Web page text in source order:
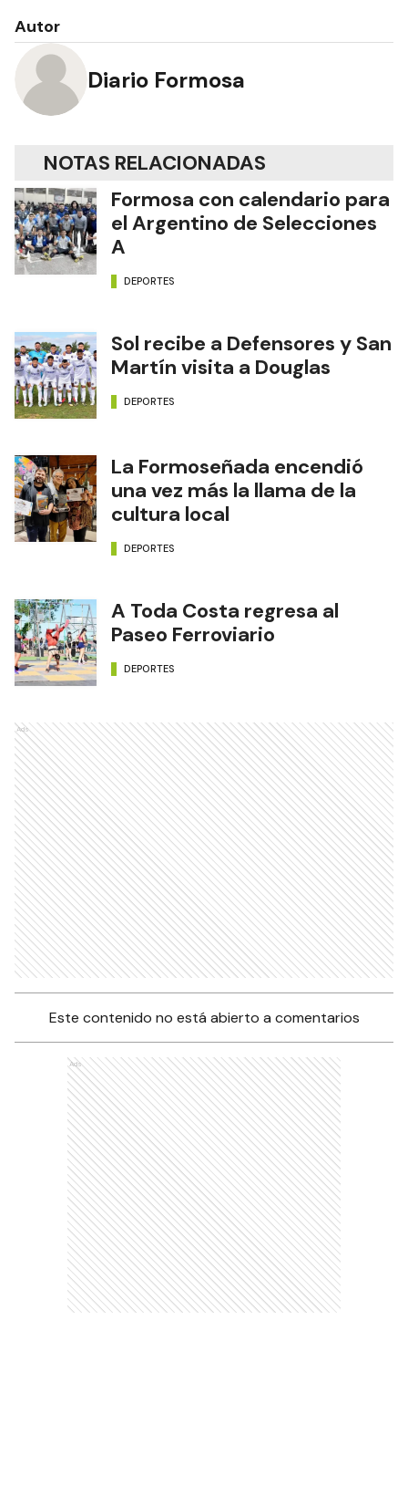
Autor
Diario Formosa
NOTAS RELACIONADAS
Formosa con calendario para
el Argentino de Selecciones
A
DEPORTES
Sol recibe a Defensores y San
Martín visita a Douglas
DEPORTES
La Formoseñada encendió
una vez más la llama de la
cultura local
DEPORTES
A Toda Costa regresa al
Paseo Ferroviario
DEPORTES
Ads
Este contenido no está abierto a comentarios
Ads